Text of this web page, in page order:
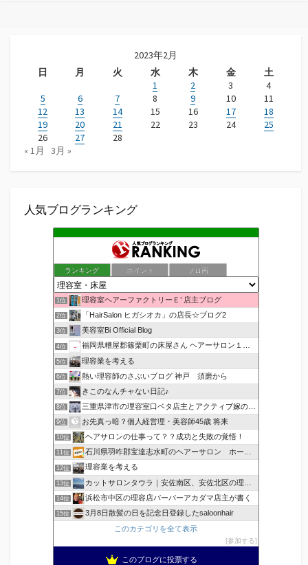
ョ
2023年2月
日
月 火 水 木 金
土
1
2 3
4
5
6 7 8 9 10
11
12
13 14 15 16 17
18
19
20 21 22 23 24
25
26
27
28
« 1月
3月 »
人気ブログランキング
ランキング ポイント ブロ画
1位 理容室ヘアーファクトリーＥ’ 店主ブログ
2位 「HairSalon ヒガシオカ」の店長☆ブログ2
3位 美容室Bi Official Blog
4位 福岡県糟屋郡篠栗町の床屋さん ヘアーサロン１２３公式ブログ
5位 理容業を考える
6位 熱い理容師のさぶいブログ 神戸 須磨から
7位 きこのなんチャない日記♪
8位 三重県津市の理容室口ベタ店主とアクティブ嫁のblog
9位 お先真っ暗？個人経営理・美容師45歳 将来
10位 ヘアサロンの仕事って？？成功と失敗の覚悟！
11位 石川県羽咋郡宝達志水町のヘアーサロン ホープヘアーズ
12位 理容業を考える
13位 カットサロンタウラ｜安佐南区、安佐北区の理美容院
14位 浜松市中区の理容店バーバーアカダマ店主が書く
15位
3月8日散髪の日を記念日登録したsaloonhair
このカテゴリを全て表示
参加する
このブログに投票する